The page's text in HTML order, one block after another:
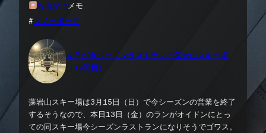
お出かけ メモ
# スノーボード
今日が今シーズンラストランの藻岩山スキー場
（10回目）
藻岩山スキー場は3月15日（日）で今シーズンの営業を終了
するそうなので、本日13日（金）のランがオイドンにとっ
ての同スキー場今シーズンラストランになりそうでゴワス。